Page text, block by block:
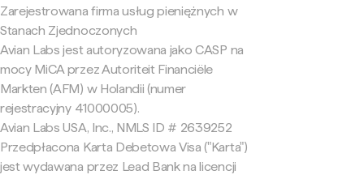
Zarejestrowana firma usług pieniężnych w
Stanach Zjednoczonych
Avian Labs jest autoryzowana jako CASP na
mocy MiCA przez Autoriteit Financiële
Markten (AFM) w Holandii (numer
rejestracyjny 41000005).
Avian Labs USA, Inc., NMLS ID # 2639252
Przedpłacona Karta Debetowa Visa ("Karta")
jest wydawana przez Lead Bank na licencji